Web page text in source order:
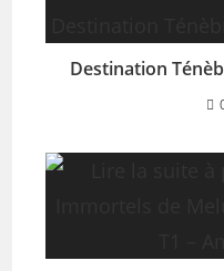
Destination